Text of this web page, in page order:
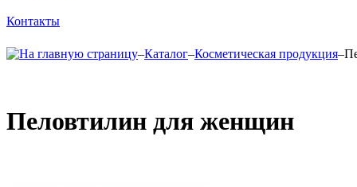
Контакты
–Каталог–Косметическая продукция–
Пеловтилин для женщин